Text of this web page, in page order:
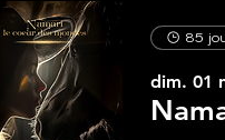
85
dim. 01